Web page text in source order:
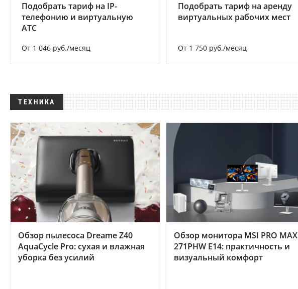
Подобрать тариф на IP-
телефонию и виртуальную
АТС
От 1 046 руб./месяц
Подобрать тариф на аренду
виртуальных рабочих мест
От 1 750 руб./месяц
ТЕХНИКА
Обзор пылесоса Dreame Z40
AquaCycle Pro: сухая и влажная
уборка без усилий
Обзор монитора MSI PRO MAX
271PHW E14: практичность и
визуальный комфорт